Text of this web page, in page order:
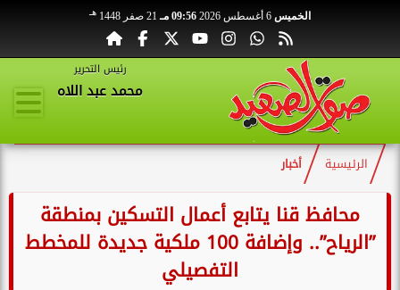
الخميس 09:56 مـ 21 صفر 1448 هـ
رئيس التحرير
محمد عبد اللاه
الرئيسية أخبار
محافظ قنا يتابع أعمال التسكين بمنطقة
”الرياح”.. وإضافة 100 ملكية جديدة للمخطط
التفصيلي